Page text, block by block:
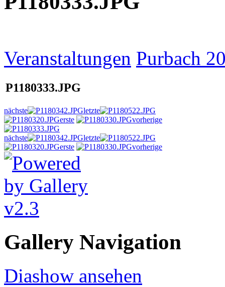
Veranstaltungen Purbach
P1180333.JPG
nächste
letzte
erste
vorherige
nächste
letzte
erste
vorherige
Gallery Navigation
Diashow ansehen